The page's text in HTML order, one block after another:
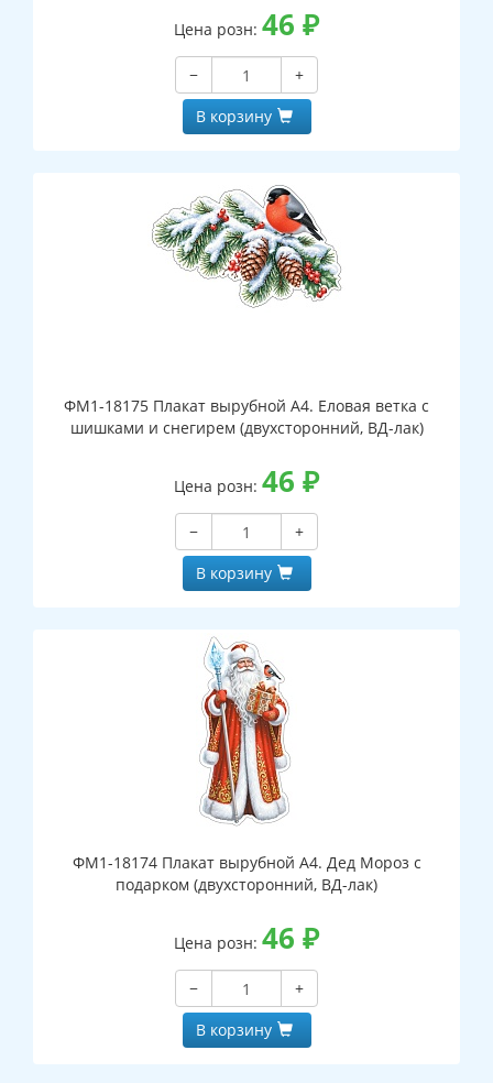
Цена розн: 46 ₽
−
+
В корзину
ФМ1-18175 Плакат вырубной А4. Еловая ветка с
шишками и снегирем (двухсторонний, ВД-лак)
Цена розн: 46 ₽
−
+
В корзину
ФМ1-18174 Плакат вырубной А4. Дед Мороз с
подарком (двухсторонний, ВД-лак)
Цена розн: 46 ₽
−
+
В корзину